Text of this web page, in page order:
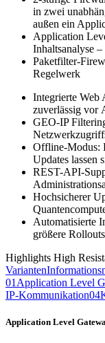
in zwei
außen ein
Application
Inhaltsanalyse
Paketfilter-
Regelwerk
Integrierte Web
zuverlässig vor
GEO-IP
Offline-Modus:
Updates lassen
REST-API-
Hochsicherer
Automatisierte
größere
Highlights High
Varianten
01 Application Level
IP-Kommunikation04
Application Level